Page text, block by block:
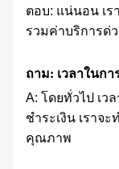
ตอบ: แน่นอน เ
รวมค่าบริการด่
ถาม: เวลาในก
A: โดยทั่วไป เว
ชำระเงิน เราจ
คุณภาพ